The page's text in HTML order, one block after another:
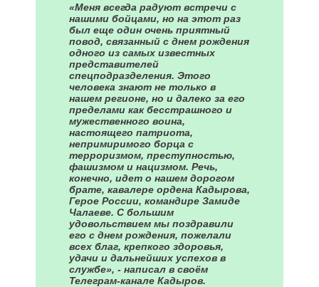
«Меня всегда радуют встречи с
нашими бойцами, но на этот раз
был еще один очень приятный
повод, связанный с днем рождения
одного из самых известных
представителей
спецподразделения. Этого
человека знают не только в
нашем регионе, но и далеко за его
пределами как бесстрашного и
мужественного воина,
настоящего патриота,
непримиримого борца с
терроризмом, преступностью,
фашизмом и нацизмом. Речь,
конечно, идет о нашем дорогом
брате, кавалере ордена Кадырова,
Герое России, командире Замиде
Чалаеве. С большим
удовольствием мы поздравили
его с днем рождения, пожелали
всех благ, крепкого здоровья,
удачи и дальнейших успехов в
службе», - написал в своём
Телеграм-канале Кадыров.